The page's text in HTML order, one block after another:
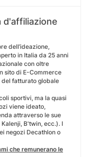
d'affiliazione
dell’ideazione,
in Italia da 25 anni
con oltre
sito di E-Commerce
del fatturato globale
sportivi, ma la quasi
viene ideato,
attraverso le sue
B'twin, ecc.). I
negozi Decathlon o
che remunerano le